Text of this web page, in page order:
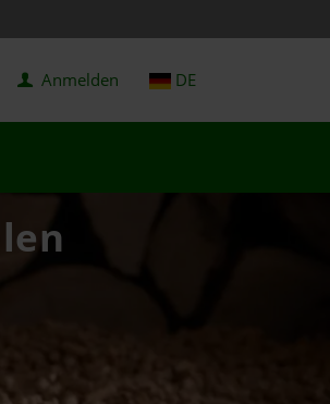
Anmelden DE